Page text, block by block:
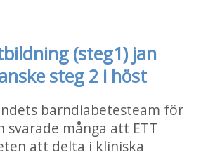
(steg1) jan
steg 2 i höst
barndiabetesteam för
svarade många att ETT
att delta i kliniska